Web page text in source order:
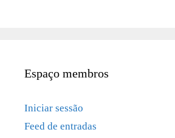
Espaço membros
Iniciar sessão
Feed de entradas